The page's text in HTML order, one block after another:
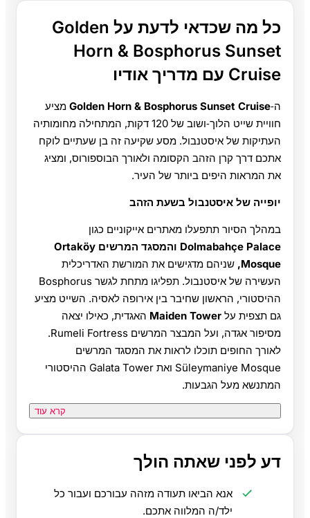
כל מה שכדאי לדעת על Golden
Horn & Bosphorus Sunset
Cruise עם מדריך אודיו
ה‑Golden Horn & Bosphorus Sunset Cruise מציע
חוויית שייט הלוך‑ושוב של 120 דקות, המתחילה מחומותיה
העתיקות של איסטנבול. מסע שקיעה זה בן שעתיים לוקח
אתכם דרך קרן הזהב הקסומה ולאורך הבוספורוס, ומציג
את המראות היפים ביותר של העיר.
יופייה של איסטנבול בשעת הזהב
במהלך הסיור תתפעלו מאתרים אייקוניים כגון
Dolmabahçe Palace והמסגד המרשים Ortaköy
Mosque, שניהם מדגישים את המורשת האדריכלית
העשירה של איסטנבול. תפליגו מתחת לגשר Bosphorus
ההיסטורי, הראשון שחיבר בין אירופה לאסיה. השייט מציע
גם תצפית על Maiden Tower האגדית, כאילו יצאה
מסיפור אגדה, ועל המבצר המרשים Rumeli Fortress.
לאורך החופים תוכלו לראות את המסגד המרשים
Süleymaniye Mosque ואת Galata Tower ההיסטורי
המתנשא מעל הגבעות.
קרא עוד
דע לפני שאתה הולך
אנא הביאו תעודה מזהה עבורכם ועבור כל
ילד/ה המלווה אתכם.